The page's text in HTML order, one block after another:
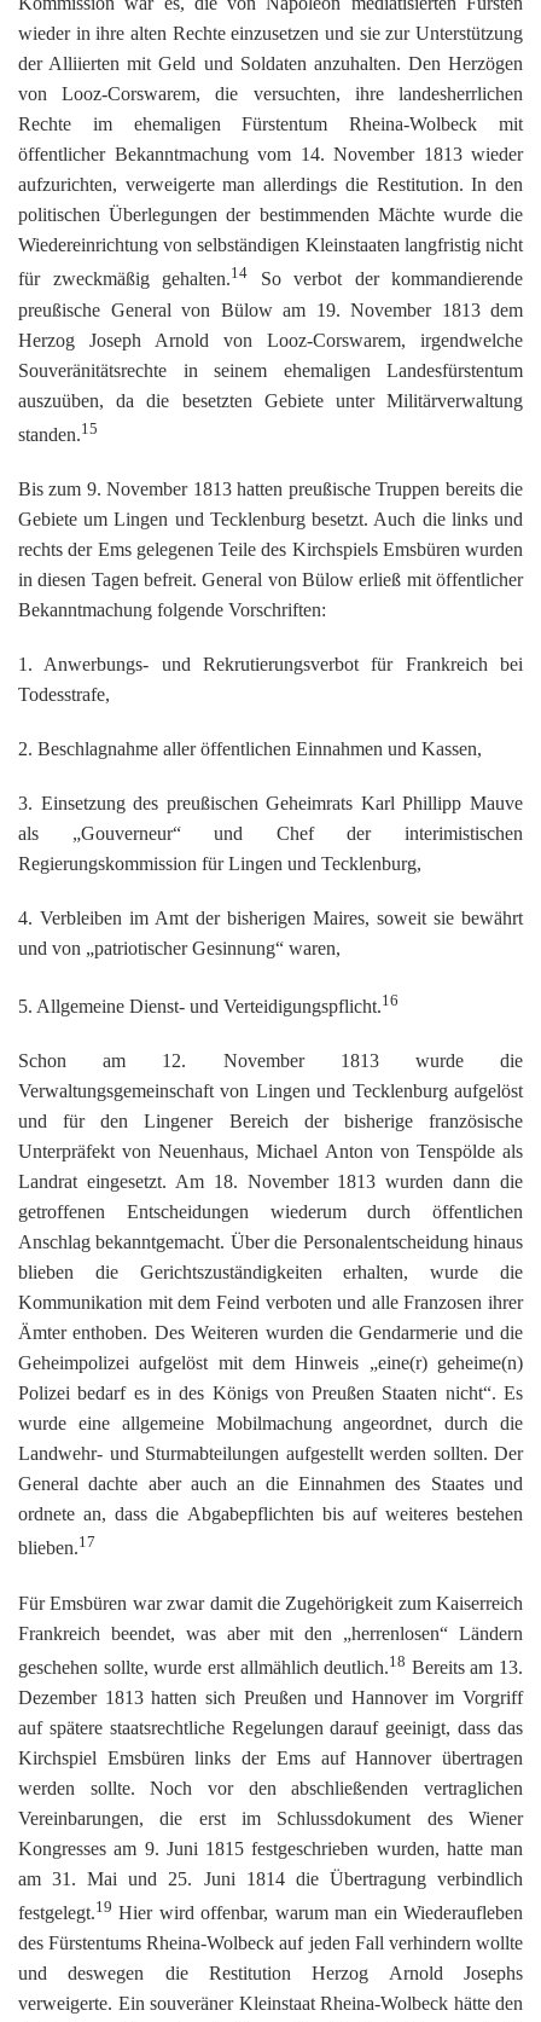
wieder in ihre alten Rechte einzusetzen und sie zur Unterstützung
der Alliierten mit Geld und Soldaten anzuhalten. Den Herzögen
von Looz-Corswarem, die versuchten, ihre landesherrlichen
Rechte im ehemaligen Fürstentum Rheina-Wolbeck mit
öffentlicher Bekanntmachung vom 14. November 1813 wieder
aufzurichten, verweigerte man allerdings die Restitution. In den
politischen Überlegungen der bestimmenden Mächte wurde die
Wiedereinrichtung von selbständigen Kleinstaaten langfristig nicht
für zweckmäßig gehalten.14 So verbot der kommandierende
preußische General von Bülow am 19. November 1813 dem
Herzog Joseph Arnold von Looz-Corswarem, irgendwelche
Souveränitätsrechte in seinem ehemaligen Landesfürstentum
auszuüben, da die besetzten Gebiete unter Militärverwaltung
standen.15
Bis zum 9. November 1813 hatten preußische Truppen bereits die
Gebiete um Lingen und Tecklenburg besetzt. Auch die links und
rechts der Ems gelegenen Teile des Kirchspiels Emsbüren wurden
in diesen Tagen befreit. General von Bülow erließ mit öffentlicher
Bekanntmachung folgende Vorschriften:
1. Anwerbungs- und Rekrutierungsverbot für Frankreich bei
Todesstrafe,
2. Beschlagnahme aller öffentlichen Einnahmen und Kassen,
3. Einsetzung des preußischen Geheimrats Karl Phillipp Mauve
als „Gouverneur“ und Chef der interimistischen
Regierungskommission für Lingen und Tecklenburg,
4. Verbleiben im Amt der bisherigen Maires, soweit sie bewährt
und von „patriotischer Gesinnung“ waren,
5. Allgemeine Dienst- und Verteidigungspflicht.16
Schon am 12. November 1813 wurde die
Verwaltungsgemeinschaft von Lingen und Tecklenburg aufgelöst
und für den Lingener Bereich der bisherige französische
Unterpräfekt von Neuenhaus, Michael Anton von Tenspölde als
Landrat eingesetzt. Am 18. November 1813 wurden dann die
getroffenen Entscheidungen wiederum durch öffentlichen
Anschlag bekanntgemacht. Über die Personalentscheidung hinaus
blieben die Gerichtszuständigkeiten erhalten, wurde die
Kommunikation mit dem Feind verboten und alle Franzosen ihrer
Ämter enthoben. Des Weiteren wurden die Gendarmerie und die
Geheimpolizei aufgelöst mit dem Hinweis „eine(r) geheime(n)
Polizei bedarf es in des Königs von Preußen Staaten nicht“. Es
wurde eine allgemeine Mobilmachung angeordnet, durch die
Landwehr- und Sturmabteilungen aufgestellt werden sollten. Der
General dachte aber auch an die Einnahmen des Staates und
ordnete an, dass die Abgabepflichten bis auf weiteres bestehen
blieben.17
Für Emsbüren war zwar damit die Zugehörigkeit zum Kaiserreich
Frankreich beendet, was aber mit den „herrenlosen“ Ländern
geschehen sollte, wurde erst allmählich deutlich.18 Bereits am 13.
Dezember 1813 hatten sich Preußen und Hannover im Vorgriff
auf spätere staatsrechtliche Regelungen darauf geeinigt, dass das
Kirchspiel Emsbüren links der Ems auf Hannover übertragen
werden sollte. Noch vor den abschließenden vertraglichen
Vereinbarungen, die erst im Schlussdokument des Wiener
Kongresses am 9. Juni 1815 festgeschrieben wurden, hatte man
am 31. Mai und 25. Juni 1814 die Übertragung verbindlich
festgelegt.19 Hier wird offenbar, warum man ein Wiederaufleben
des Fürstentums Rheina-Wolbeck auf jeden Fall verhindern wollte
und deswegen die Restitution Herzog Arnold Josephs
verweigerte. Ein souveräner Kleinstaat Rheina-Wolbeck hätte den